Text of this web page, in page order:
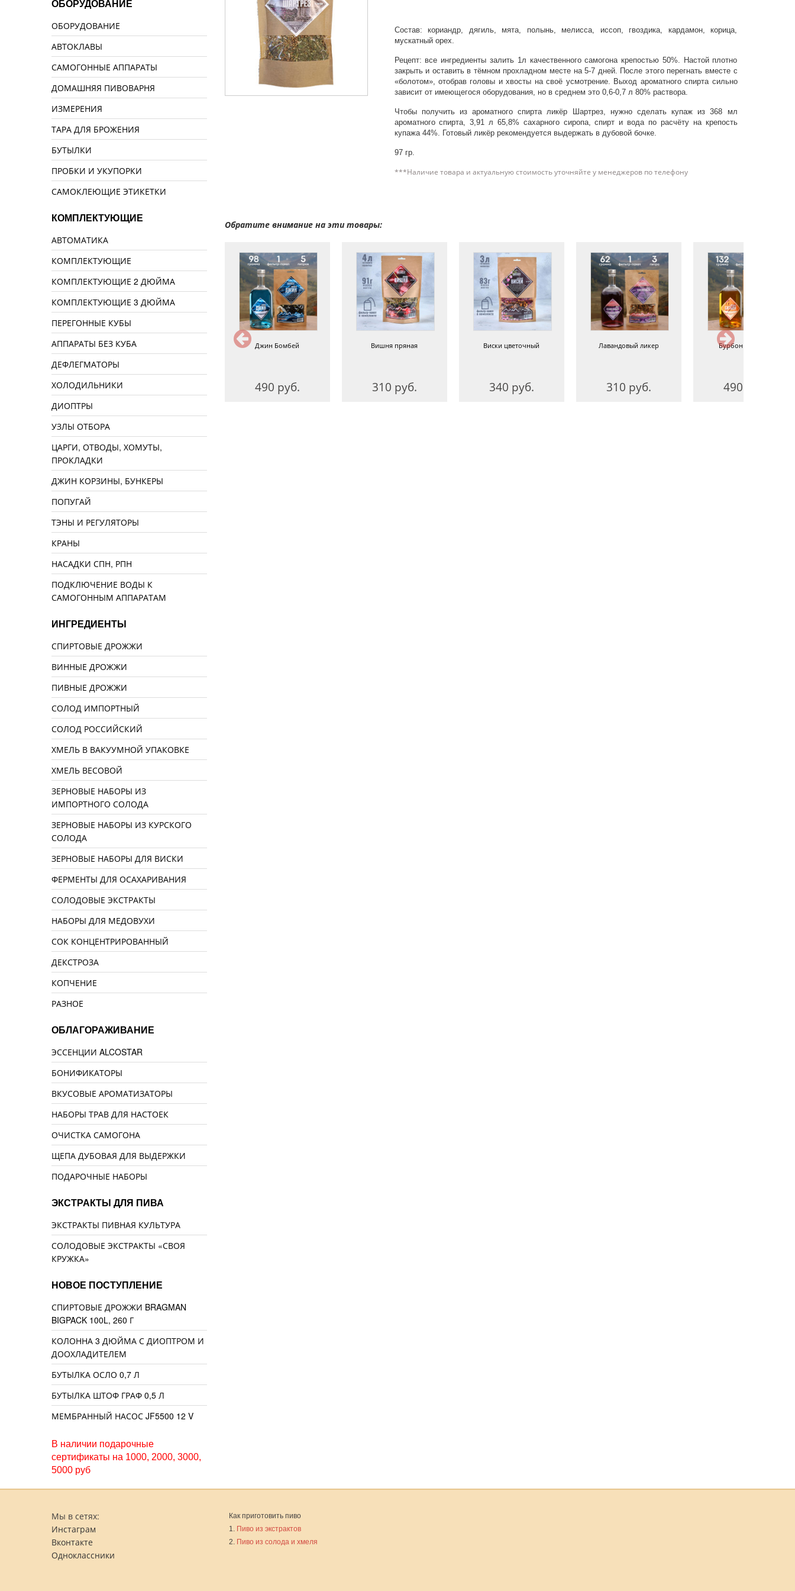
Состав: кориандр, дягиль, мята, полынь, мелисса, иссоп, гвоздика, кардамон, корица,
мускатный орех.
Рецепт: все ингредиенты залить 1л качественного самогона крепостью 50%. Настой плотно
закрыть и оставить в тёмном прохладном месте на 5-7 дней. После этого перегнать вместе с
«болотом», отобрав головы и хвосты на своё усмотрение. Выход ароматного спирта сильно
зависит от имеющегося оборудования, но в среднем это 0,6-0,7 л 80% раствора.
Чтобы получить из ароматного спирта ликёр Шартрез, нужно сделать купаж ­из 368 мл
ароматного спирта, 3,91 л 65,8% сахарного сиропа, спирт и вода по расчёту на крепость
купажа 44%. Готовый ликёр рекомендуется выдержать в дубовой бочке.
97 гр.
***Наличие товара и актуальную стоимость уточняйте у менеджеров по телефону
Обратите внимание на эти товары:
Амаретто
360 руб.
Джин Бомбей
490 руб.
Вишня пряная
310 руб.
Виски цветочный
340 руб.
Лавандовый ликер
310 руб.
Бурбон медовый
490 руб.
ОБОРУДОВАНИЕ
ОБОРУДОВАНИЕ
АВТОКЛАВЫ
САМОГОННЫЕ АППАРАТЫ
ДОМАШНЯЯ ПИВОВАРНЯ
ИЗМЕРЕНИЯ
ТАРА ДЛЯ БРОЖЕНИЯ
БУТЫЛКИ
ПРОБКИ И УКУПОРКИ
САМОКЛЕЮЩИЕ ЭТИКЕТКИ
КОМПЛЕКТУЮЩИЕ
АВТОМАТИКА
КОМПЛЕКТУЮЩИЕ
КОМПЛЕКТУЮЩИЕ 2 ДЮЙМА
КОМПЛЕКТУЮЩИЕ 3 ДЮЙМА
ПЕРЕГОННЫЕ КУБЫ
АППАРАТЫ БЕЗ КУБА
ДЕФЛЕГМАТОРЫ
ХОЛОДИЛЬНИКИ
ДИОПТРЫ
УЗЛЫ ОТБОРА
ЦАРГИ, ОТВОДЫ, ХОМУТЫ,
ПРОКЛАДКИ
ДЖИН КОРЗИНЫ, БУНКЕРЫ
ПОПУГАЙ
ТЭНЫ И РЕГУЛЯТОРЫ
КРАНЫ
НАСАДКИ СПН, РПН
ПОДКЛЮЧЕНИЕ ВОДЫ К
САМОГОННЫМ АППАРАТАМ
ИНГРЕДИЕНТЫ
СПИРТОВЫЕ ДРОЖЖИ
ВИННЫЕ ДРОЖЖИ
ПИВНЫЕ ДРОЖЖИ
СОЛОД ИМПОРТНЫЙ
СОЛОД РОССИЙСКИЙ
ХМЕЛЬ В ВАКУУМНОЙ УПАКОВКЕ
ХМЕЛЬ ВЕСОВОЙ
ЗЕРНОВЫЕ НАБОРЫ ИЗ
ИМПОРТНОГО СОЛОДА
ЗЕРНОВЫЕ НАБОРЫ ИЗ КУРСКОГО
СОЛОДА
ЗЕРНОВЫЕ НАБОРЫ ДЛЯ ВИСКИ
ФЕРМЕНТЫ ДЛЯ ОСАХАРИВАНИЯ
СОЛОДОВЫЕ ЭКСТРАКТЫ
НАБОРЫ ДЛЯ МЕДОВУХИ
СОК КОНЦЕНТРИРОВАННЫЙ
ДЕКСТРОЗА
КОПЧЕНИЕ
РАЗНОЕ
ОБЛАГОРАЖИВАНИЕ
ЭССЕНЦИИ ALCOSTAR
БОНИФИКАТОРЫ
ВКУСОВЫЕ АРОМАТИЗАТОРЫ
НАБОРЫ ТРАВ ДЛЯ НАСТОЕК
ОЧИСТКА САМОГОНА
ЩЕПА ДУБОВАЯ ДЛЯ ВЫДЕРЖКИ
ПОДАРОЧНЫЕ НАБОРЫ
ЭКСТРАКТЫ ДЛЯ ПИВА
ЭКСТРАКТЫ ПИВНАЯ КУЛЬТУРА
СОЛОДОВЫЕ ЭКСТРАКТЫ «СВОЯ
КРУЖКА»
НОВОЕ ПОСТУПЛЕНИЕ
СПИРТОВЫЕ ДРОЖЖИ BRAGMAN
BIGPACK 100L, 260 Г
КОЛОННА 3 ДЮЙМА С ДИОПТРОМ И
ДООХЛАДИТЕЛЕМ
БУТЫЛКА ОСЛО 0,7 Л
БУТЫЛКА ШТОФ ГРАФ 0,5 Л
МЕМБРАННЫЙ НАСОС JF5500 12 V
В наличии подарочные
сертификаты на 1000, 2000, 3000,
5000 руб
Мы в сетях:
Инстаграм
Вконтакте
Одноклассники
Как приготовить пиво
1. Пиво из экстрактов
2. Пиво из солода и хмеля